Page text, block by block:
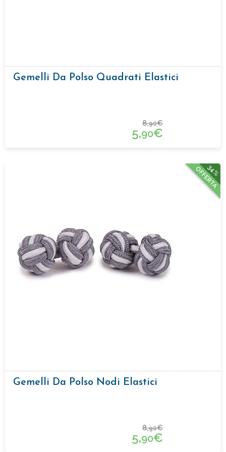
Gemelli Da Polso Quadrati Elastici
8,90€
5,90€
34%
OFFERTA
Gemelli Da Polso Nodi Elastici
8,90€
5,90€